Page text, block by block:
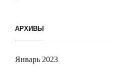
АРХИВЫ
Январь 2023